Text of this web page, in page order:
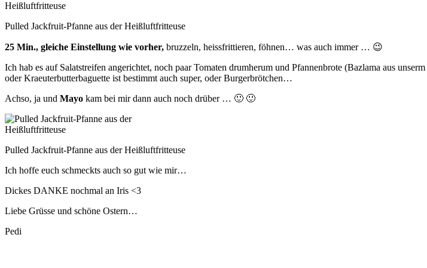
Pulled Jackfruit-Pfanne aus der Heißluftfritteuse
25 Min., gleiche Einstellung wie vorher, bruzzeln, heissfrittieren, föhnen… was auch immer … 😉
Ich hab es auf Salatstreifen angerichtet, noch paar Tomaten drumherum und Pfannenbrote (Bazlama aus unserm
oder Kraeuterbutterbaguette ist bestimmt auch super, oder Burgerbrötchen…
Achso, ja und Mayo kam bei mir dann auch noch drüber … 🙂 🙂
Pulled Jackfruit-Pfanne aus der Heißluftfritteuse
Ich hoffe euch schmeckts auch so gut wie mir…
Dickes DANKE nochmal an Iris <3
Liebe Grüsse und schöne Ostern…
Pedi